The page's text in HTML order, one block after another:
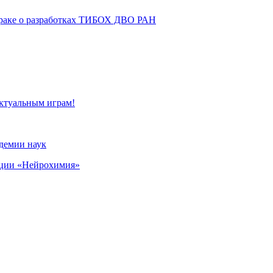
о разработках ТИБОХ ДВО РАН
играм!
наук
«Нейрохимия»